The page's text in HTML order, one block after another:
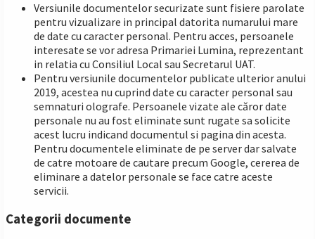
Versiunile documentelor securizate sunt fisiere parolate
pentru vizualizare in principal datorita numarului mare
de date cu caracter personal. Pentru acces, persoanele
interesate se vor adresa Primariei Lumina, reprezentant
in relatia cu Consiliul Local sau Secretarul UAT.
Pentru versiunile documentelor publicate ulterior anului
2019, acestea nu cuprind date cu caracter personal sau
semnaturi olografe. Persoanele vizate ale căror date
personale nu au fost eliminate sunt rugate sa solicite
acest lucru indicand documentul si pagina din acesta.
Pentru documentele eliminate de pe server dar salvate
de catre motoare de cautare precum Google, cererea de
eliminare a datelor personale se face catre aceste
servicii.
Categorii documente